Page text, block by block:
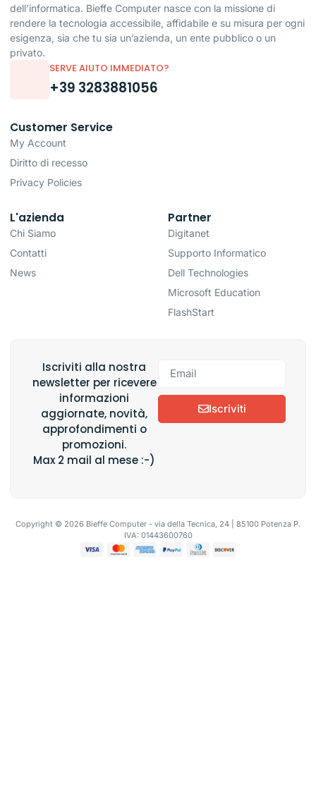
dell’informatica. Bieffe Computer nasce con la missione di
rendere la tecnologia accessibile, affidabile e su misura per ogni
esigenza, sia che tu sia un’azienda, un ente pubblico o un
privato.
SERVE AIUTO IMMEDIATO?
+39 3283881056
Customer Service
My Account
Diritto di recesso
Privacy Policies
L'azienda
Chi Siamo
Contatti
News
Partner
Digitanet
Supporto Informatico
Dell Technologies
Microsoft Education
FlashStart
Iscriviti alla nostra
newsletter per ricevere
informazioni
aggiornate, novità,
approfondimenti o
promozioni.
Max 2 mail al mese :-)
Iscriviti
Copyright © 2026 Bieffe Computer - via della Tecnica, 24 | 85100 Potenza P.
IVA: 01443600760